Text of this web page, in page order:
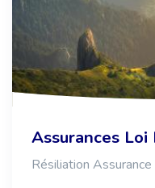
Assurances Loi
Résiliation